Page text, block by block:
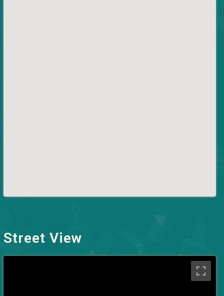
Street View